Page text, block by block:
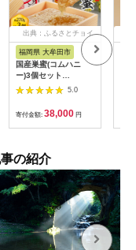
出典：ふるさとチョイ
福岡県 大牟田市
国産巣蜜(コムハニ
ー)3個セット
【1361320】
5.0
寄付金額: 38,000 円
の紹介